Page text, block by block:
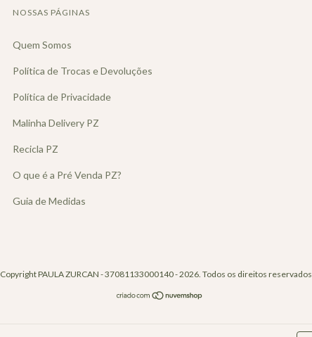
NOSSAS PÁGINAS
Quem Somos
Política de Trocas e Devoluções
Política de Privacidade
Malinha Delivery PZ
Recicla PZ
O que é a Pré Venda PZ?
Guia de Medidas
Copyright PAULA ZURCAN - 37081133000140 - 2026. Todos os direitos reservados.